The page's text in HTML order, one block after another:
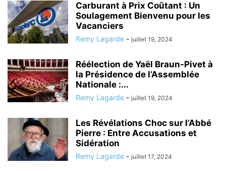
Carburant à Prix Coûtant : Un
Soulagement Bienvenu pour les
Vacanciers
Remy Lagarde - juillet 19, 2024
Réélection de Yaël Braun-Pivet à
la Présidence de l’Assemblée
Nationale :...
Remy Lagarde - juillet 19, 2024
Les Révélations Choc sur l’Abbé
Pierre : Entre Accusations et
Sidération
Remy Lagarde - juillet 17, 2024